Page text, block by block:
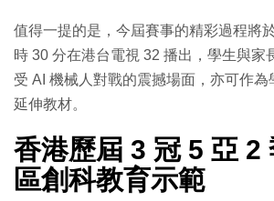
值得一提的是，今屆賽事的精彩過程將
時 30 分在港台電視 32 播出，學生與家
受 AI 機械人對戰的震撼場面，亦可作為
延伸教材。
香港歷屆 3 冠 5 亞 2
區創科教育示範